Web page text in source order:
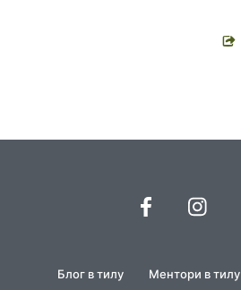
Блог в тилу Ментори в тилу